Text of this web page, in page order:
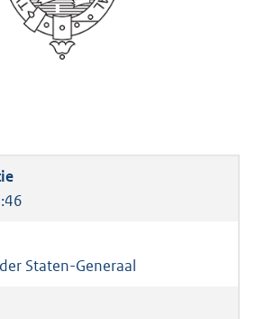
Staten-Generaal